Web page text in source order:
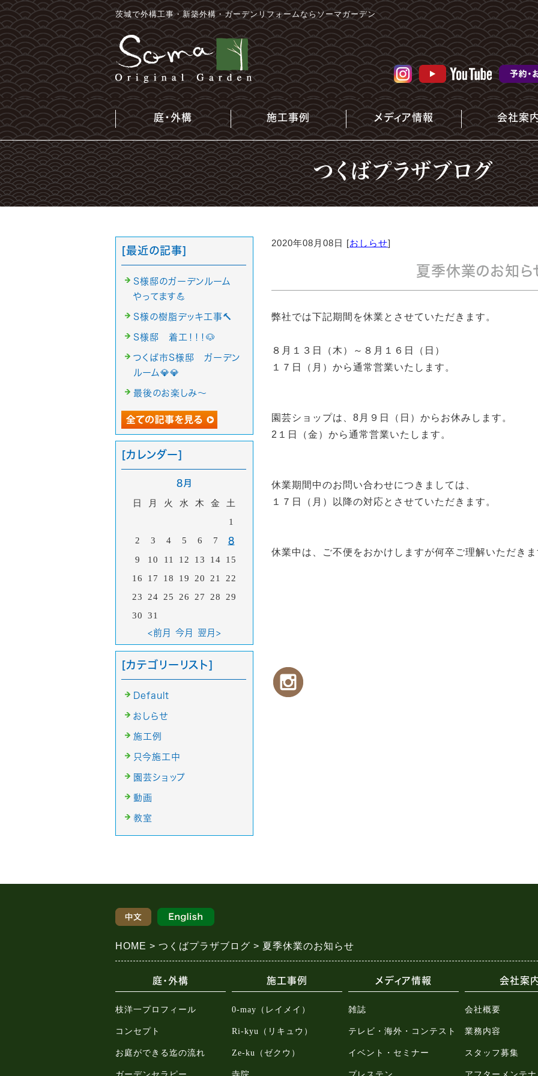
茨城で外構工事・新築外構・ガーデンリフォームならソーマガーデン
庭・外構 施工事例 メディア情報 会社案
つくばプラザブログ
2020年08月08日 [おしらせ]
夏季休業のお知ら
弊社では下記期間を休業とさせていただきます。
８月１３日（木）～８月１６日（日）
１７日（月）から通常営業いたします。
園芸ショップは、8月９日（日）からお休みします。
2１日（金）から通常営業いたします。
休業期間中のお問い合わせにつきましては、
１７日（月）以降の対応とさせていただきます。
休業中は、ご不便をおかけしますが何卒ご理解いただき
[最近の記事]
S様邸のガーデンルーム
やってます💪
S様の樹脂デッキ工事🔨
S様邸 着工！！！🐶
つくば市S様邸 ガーデン
ルーム💎💎
最後のお楽しみ～
[カレンダー]
8月
日 月 火 水 木 金
土
1
2
3 4 5 6 7 8
9 10 11 12 13 14
15
16
17 18 19 20 21
22
23
24 25 26 27 28
29
30
31
<前月 今月 翌月>
[カテゴリーリスト]
Default
おしらせ
施工例
只今施工中
園芸ショップ
動画
教室
HOME つくばプラザブログ 夏季休業のお知らせ
庭・外構
枝洋一プロフィール
コンセプト
お庭ができる迄の流れ
施工事例
0-may（レイメイ）
Ri-kyu（リキュウ）
Ze-ku（ゼクウ）
メディア情報
雑誌
テレビ・海外・コンテスト
イベント・セミナー
会社案
会社概要
業務内容
スタッフ募集